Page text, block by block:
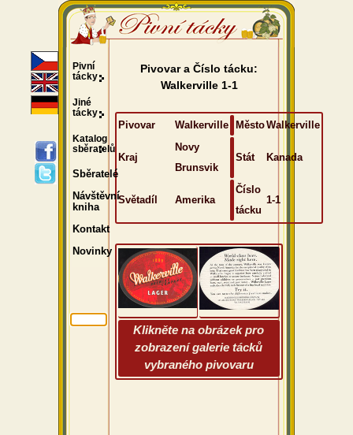
Pivovar a Číslo tácku:
Walkerville 1-1
Pivovar Walkerville MěstoWalkerville
Kraj
Novy
Brunsvik
Stát Kanada
Světadíl Amerika
Číslo
tácku
1-1
Klikněte na obrázek pro
zobrazení galerie tácků
vybraného pivovaru
Pivní
tácky
Jiné
tácky
Katalog
sběratelů
Sběratelé
Návštěvní
kniha
Kontakt
Novinky